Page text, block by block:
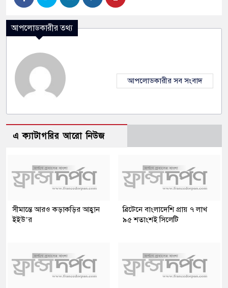
আপলোডকারীর তথ্য
আপলোডকারীর সব সংবাদ
এ ক্যাটাগরির আরো নিউজ
সীমান্তে আরও কড়াকড়ির আহ্বান
ইইউ’র
ব্রিটেনে বাংলাদেশি প্রায় ৭ লাখ
৯৫ শতাংশই সিলেটি